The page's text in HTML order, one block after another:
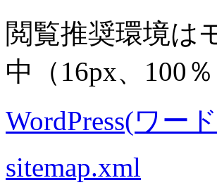
閲覧推奨環境は
中
（16px、100
WordPress(ワー
sitemap.xml